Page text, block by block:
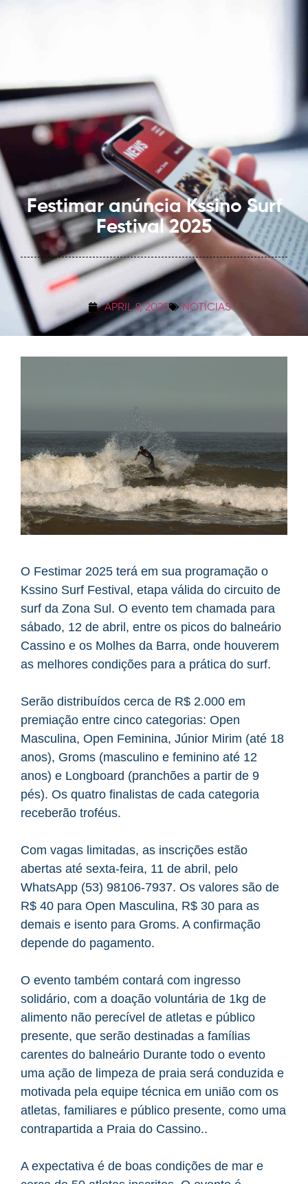
Festimar anúncia Kssino Surf
Festival 2025
APRIL 9, 2025 NOTÍCIAS
O Festimar 2025 terá em sua programação o
Kssino Surf Festival, etapa válida do circuito de
surf da Zona Sul. O evento tem chamada para
sábado, 12 de abril, entre os picos do balneário
Cassino e os Molhes da Barra, onde houverem
as melhores condições para a prática do surf.
Serão distribuídos cerca de R$ 2.000 em
premiação entre cinco categorias: Open
Masculina, Open Feminina, Júnior Mirim (até 18
anos), Groms (masculino e feminino até 12
anos) e Longboard (pranchões a partir de 9
pés). Os quatro finalistas de cada categoria
receberão troféus.
Com vagas limitadas, as inscrições estão
abertas até sexta-feira, 11 de abril, pelo
WhatsApp (53) 98106-7937. Os valores são de
R$ 40 para Open Masculina, R$ 30 para as
demais e isento para Groms. A confirmação
depende do pagamento.
O evento também contará com ingresso
solidário, com a doação voluntária de 1kg de
alimento não perecível de atletas e público
presente, que serão destinadas a famílias
carentes do balneário Durante todo o evento
uma ação de limpeza de praia será conduzida e
motivada pela equipe técnica em união com os
atletas, familiares e público presente, como uma
contrapartida a Praia do Cassino..
A expectativa é de boas condições de mar e